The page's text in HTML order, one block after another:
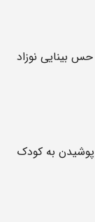
بینایی نوزاد
به کودک